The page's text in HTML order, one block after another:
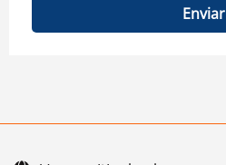
Enviar